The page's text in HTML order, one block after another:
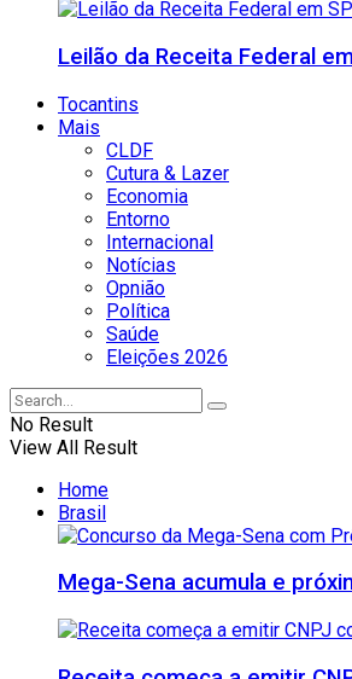
Leilão da Receita Federal
Tocantins
Mais
CLDF
Cutura & Lazer
Economia
Entorno
Internacional
Notícias
Opnião
Política
Saúde
Eleições 2026
No Result
View All Result
Home
Brasil
Mega-Sena acumula e